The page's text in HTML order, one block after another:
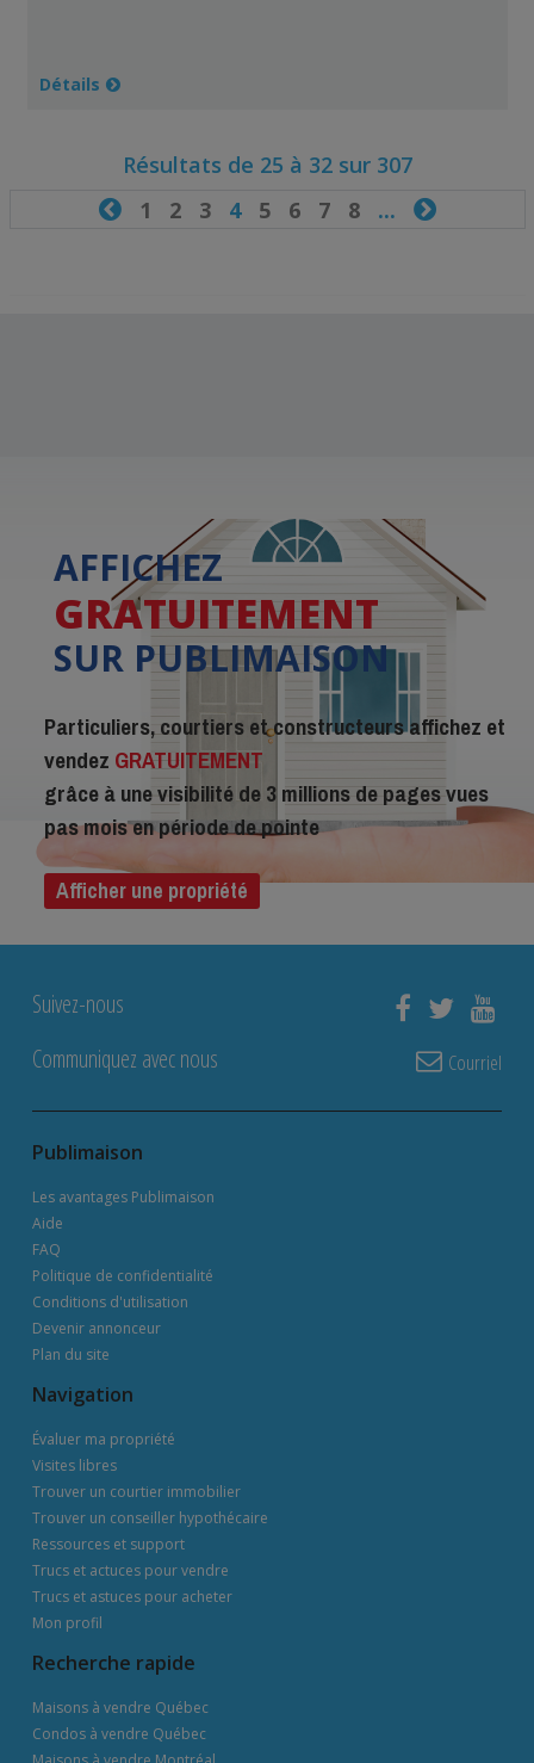
Détails
Résultats de 25 à 32 sur 307
 1 2 34 5 6 7 8... 
AFFICHEZ
GRATUITEMENT
SUR PUBLIMAISON
Particuliers, courtiers et constructeurs affichez et
vendez GRATUITEMENT
grâce à une visibilité de 3 millions de pages vues
pas mois en période de pointe
Afficher une propriété
Suivez-nous
Communiquez avec nous
Courriel
Publimaison
Les avantages Publimaison
Aide
FAQ
Politique de confidentialité
Conditions d'utilisation
Devenir annonceur
Plan du site
Navigation
Évaluer ma propriété
Visites libres
Trouver un courtier immobilier
Trouver un conseiller hypothécaire
Ressources et support
Trucs et actuces pour vendre
Trucs et astuces pour acheter
Mon profil
Recherche rapide
Maisons à vendre Québec
Condos à vendre Québec